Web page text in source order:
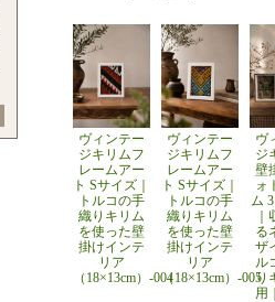
ヴィンテー
ジキリムフ
レームアー
ト Sサイズ｜
トルコの手
織りキリム
を使った壁
掛けインテ
リア
（18×13cm）-004
ヴィンテー
ジキリムフ
レームアー
ト Sサイズ｜
トルコの手
織りキリム
を使った壁
掛けインテ
リア
（18×13cm）-005
ヴ
ジ
壁
ォ
ム
る
ザ
ル
り
用